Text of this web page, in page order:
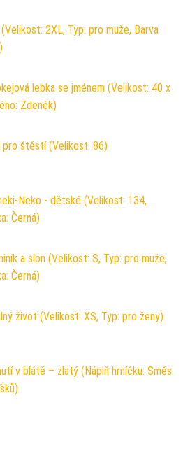
2XL, Typ: pro muže, Barva
lebka se jménem (Velikost: 40 x
Zdeněk)
pro štěstí (Velikost: 86)
Neko - dětské (Velikost: 134,
Černá)
a slon (Velikost: S, Typ: pro muže,
Černá)
život (Velikost: XS, Typ: pro ženy)
v blátě – zlatý (Náplň hrníčku: Směs